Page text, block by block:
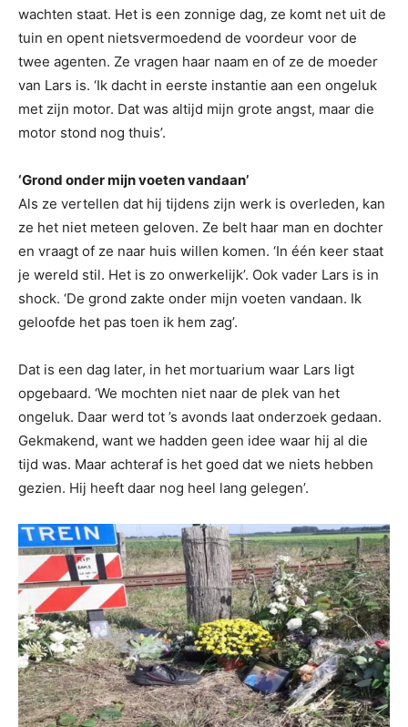
wachten staat. Het is een zonnige dag, ze komt net uit de
tuin en opent nietsvermoedend de voordeur voor de
twee agenten. Ze vragen haar naam en of ze de moeder
van Lars is. ‘Ik dacht in eerste instantie aan een ongeluk
met zijn motor. Dat was altijd mijn grote angst, maar die
motor stond nog thuis’.
‘Grond onder mijn voeten vandaan’
Als ze vertellen dat hij tijdens zijn werk is overleden, kan
ze het niet meteen geloven. Ze belt haar man en dochter
en vraagt of ze naar huis willen komen. ‘In één keer staat
je wereld stil. Het is zo onwerkelijk’. Ook vader Lars is in
shock. ‘De grond zakte onder mijn voeten vandaan. Ik
geloofde het pas toen ik hem zag’.
Dat is een dag later, in het mortuarium waar Lars ligt
opgebaard. ‘We mochten niet naar de plek van het
ongeluk. Daar werd tot ’s avonds laat onderzoek gedaan.
Gekmakend, want we hadden geen idee waar hij al die
tijd was. Maar achteraf is het goed dat we niets hebben
gezien. Hij heeft daar nog heel lang gelegen’.